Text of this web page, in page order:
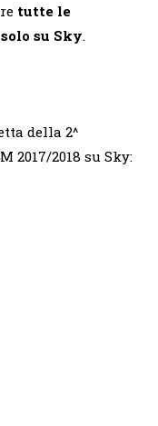
tutte le
solo su Sky.
della 2^
2017/2018 su Sky: